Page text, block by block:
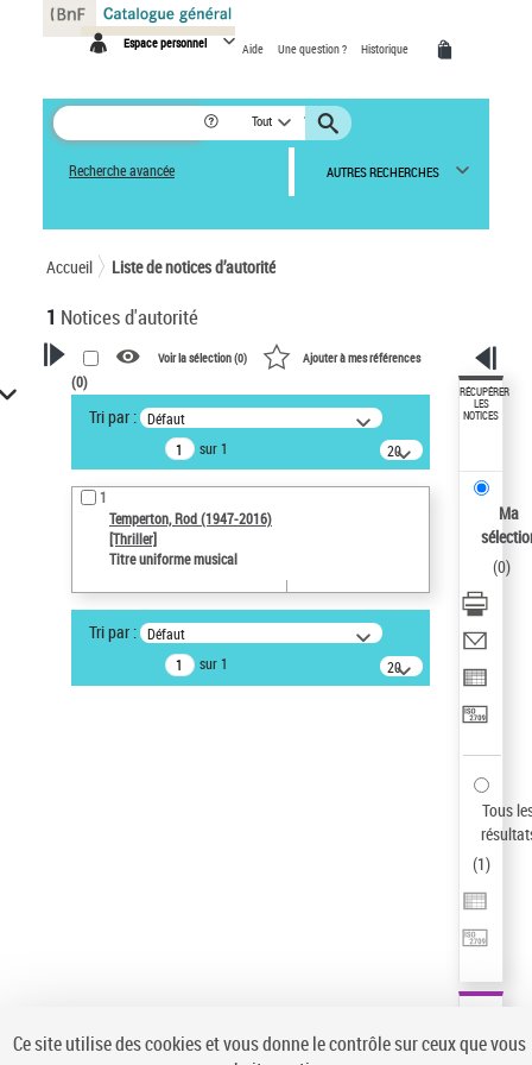
Espace personnel Aide Une question ? Historique
Tout
Recherche avancée AUTRES RECHERCHES
Accueil Liste de notices d’autorité
1 Notices d'autorité
VOTRE RECHERCHE
Recherche avancée dans les
notices d’autorité
Œuvres liées à l'auteur :
Temperton, Rod (1947-2016)
Sauvegarder votre recherche
AFFINER
Type de notice d'autorité
Voir la sélection (0) Ajouter à mes références
(0)
Tri par : Défaut
sur 1
20
résultats/page
1
Temperton, Rod (1947-2016)
[Thriller]
Titre uniforme musical
Tri par : Défaut
sur 1
20
résultats/page
RÉCUPÉRER
LES
NOTICES
Ma
(0)
Tous
(1)
Panneau de gestion des cookies
Ce site utilise des cookies et vous donne le contrôle sur ceux que vous